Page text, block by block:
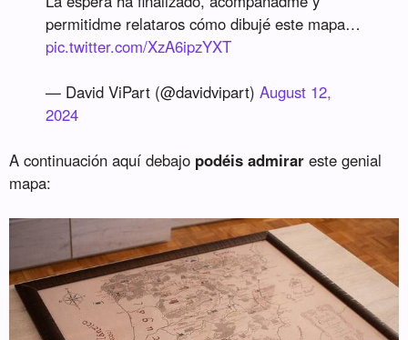
permitidme relataros cómo dibujé este mapa…
pic.twitter.com/XzA6ipzYXT
— David ViPart (@davidvipart)August 12,
2024
A continuación aquí debajo podéis admirar este genial
mapa: